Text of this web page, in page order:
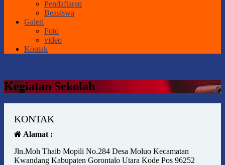
Pendaftaran
Beasiswa
Galeri
Foto
video
Kontak
Kegiatan Sekolah
KONTAK
Alamat :
Jln.Moh Thaib Mopili No.284 Desa Moluo Kecamatan
Kwandang Kabupaten Gorontalo Utara Kode Pos 96252